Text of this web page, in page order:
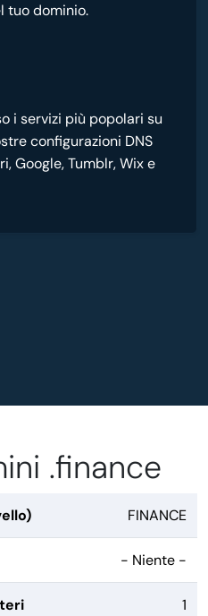
tuo dominio.
i servizi più popolari su
configurazioni DNS
Google, Tumblr, Wix e
.finance
FINANCE
- Niente -
1